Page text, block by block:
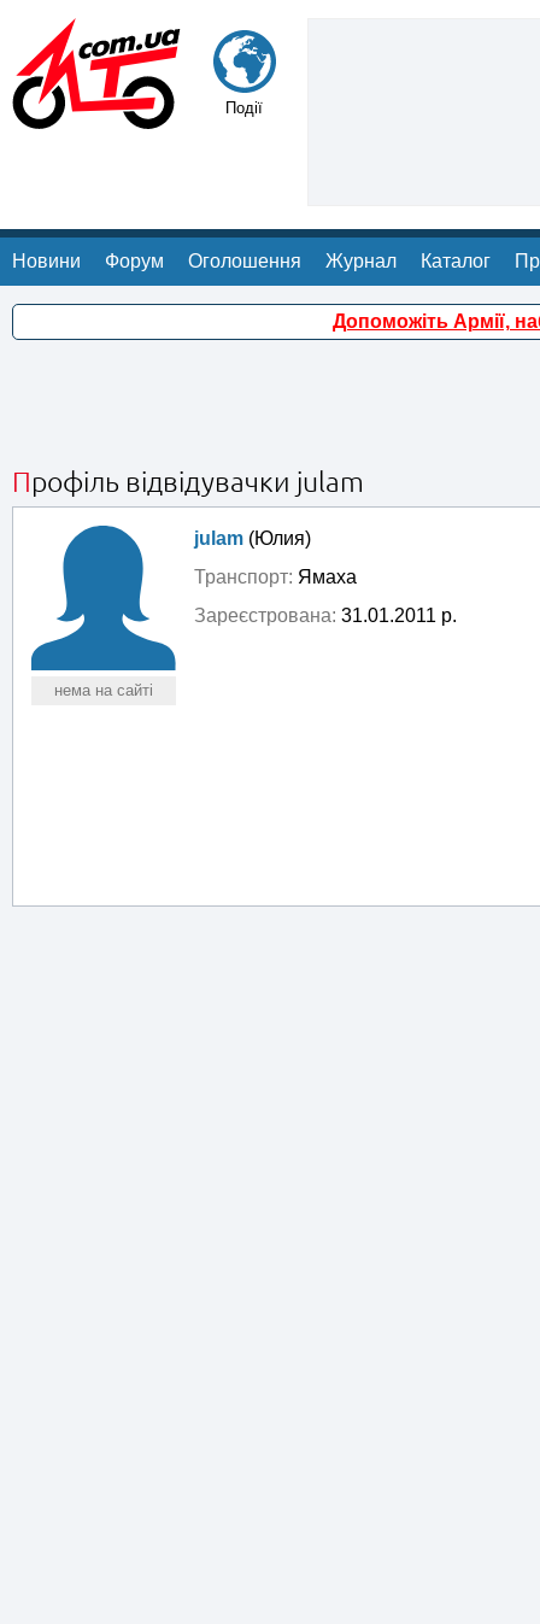
Події
Новини Форум Оголошення Журнал Каталог
Допоможіть Армії,
Профіль відвідувачки julam
нема на сайті
julam (Юлия)
Транспорт: Ямаха
Зареєстрована: 31.01.2011 р.